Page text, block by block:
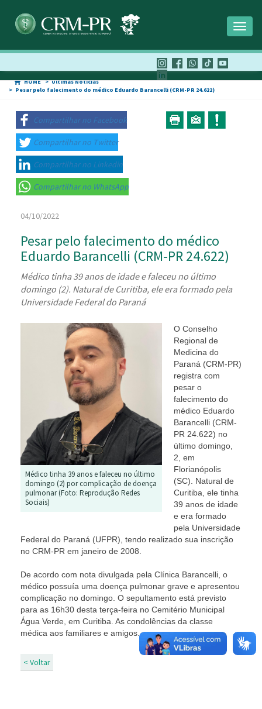
HOME
Últimas Notícias
Pesar pelo falecimento do médico Eduardo Barancelli (CRM-PR 24.622)
Compartilhar no Facebook
Compartilhar no Twitter
Compartilhar no Linkedin
Compartilhar no WhatsApp
04/10/2022
Pesar pelo falecimento do médico
Eduardo Barancelli (CRM-PR 24.622)
Médico tinha 39 anos de idade e faleceu no último
domingo (2). Natural de Curitiba, ele era formado pela
Universidade Federal do Paran
Médico tinha 39 anos e faleceu no último
domingo (2) por complicação de doença
pulmonar (Foto: Reprodução Redes
Sociais)
O Conselho
Regional de
Medicina do
Paraná (CRM-PR)
registra com
pesar o
falecimento do
médico Eduardo
Barancelli (CRM-
PR 24.622) no
último domingo,
2, em
Florianópolis
(SC). Natural de
Curitiba, ele tinha
39 anos de idade
e era formado
pela Universidade
Federal do Paraná (UFPR), tendo realizado sua inscrição
no CRM-PR em janeiro de 2008.
De acordo com nota divulgada pela Clínica Barancelli, o
médico possuía uma doença pulmonar grave e apresentou
complicação no domingo. O sepultamento está previsto
para as 16h30 desta terça-feira no Cemitério Municipal
Água Verde, em Curitiba. As condolências da classe
médica aos familiares e amigos.
< Voltar